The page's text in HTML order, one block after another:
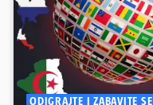
ODIGRAJTE I ZABAVITE SE